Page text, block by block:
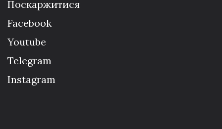
Поскаржитися
Facebook
Youtube
Telegram
Instagram